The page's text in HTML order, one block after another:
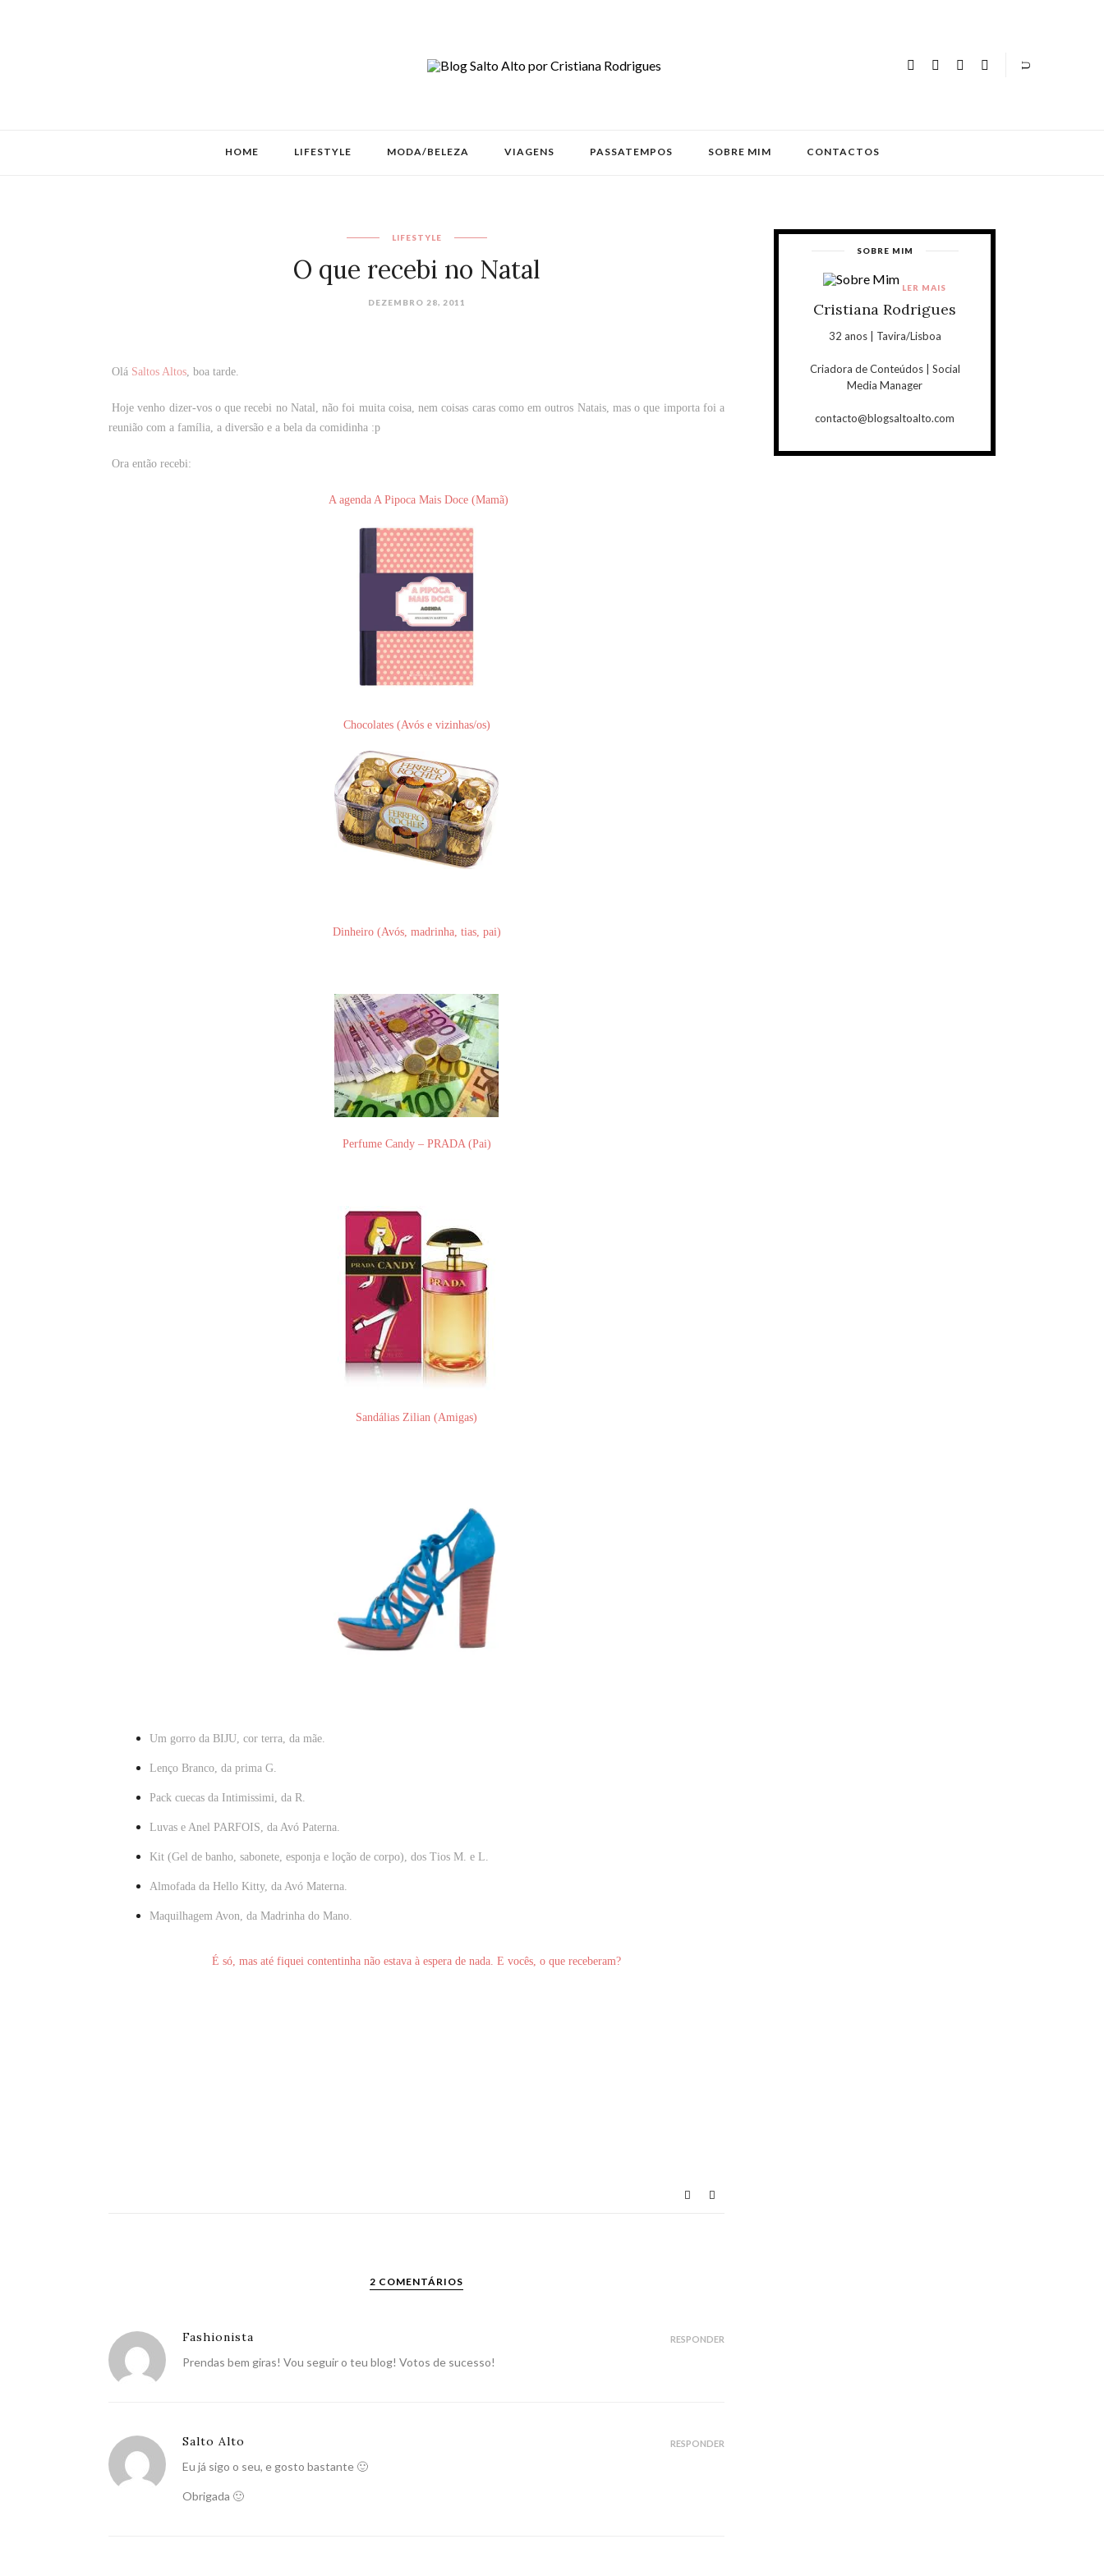
HOME LIFESTYLE MODA/BELEZA VIAGENS PASSATEMPOS SOBRE MIM CONTACTOS
LIFESTYLE
O que recebi no Natal
DEZEMBRO 28, 2011
Olá Saltos Altos, boa tarde.
Hoje venho dizer-vos o que recebi no Natal, não foi muita coisa, nem coisas caras como em outros Natais, mas o que importa foi a
reunião com a família, a diversão e a bela da comidinha :p
Ora então recebi:
A agenda A Pipoca Mais Doce (Mamã)
Chocolates (Avós e vizinhas/os)
Dinheiro (Avós, madrinha, tias, pai)
Perfume Candy – PRADA (Pai)
Sandálias Zilian (Amigas)
Um gorro da BIJU, cor terra, da mãe.
Lenço Branco, da prima G.
Pack cuecas da Intimissimi, da R.
Luvas e Anel PARFOIS, da Avó Paterna.
Kit (Gel de banho, sabonete, esponja e loção de corpo), dos Tios M. e L.
Almofada da Hello Kitty, da Avó Materna.
Maquilhagem Avon, da Madrinha do Mano.
É só, mas até fiquei contentinha não estava à espera de nada. E vocês, o que receberam?
2 COMENTÁRIOS
Fashionista
Prendas bem giras! Vou seguir o teu blog! Votos de sucesso!
RESPONDER
Salto Alto
Eu já sigo o seu, e gosto bastante 🙂
Obrigada 🙂
RESPONDER
SOBRE MIM
Cristiana Rodrigues
32 anos | Tavira/Lisboa
Criadora de Conteúdos | Social
Media Manager
contacto@blogsaltoalto.com
LER MAIS